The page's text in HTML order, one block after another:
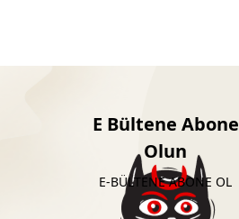
E Bültene Abone
Olun
E-BÜLTENE ABONE OL